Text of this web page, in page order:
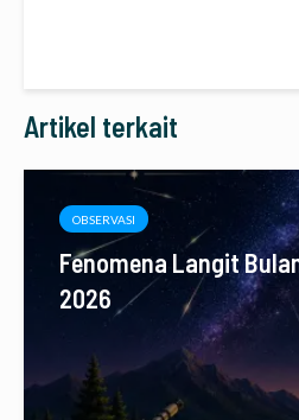
Artikel terkait
OBSERVASI
Fenomena Langit
2026